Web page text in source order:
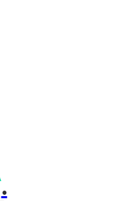
.